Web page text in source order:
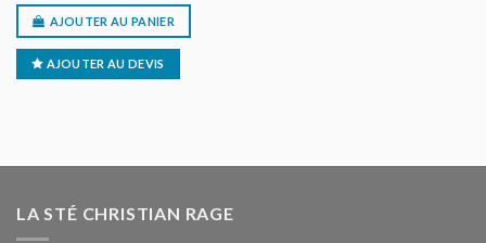
AJOUTER AU PANIER
AJOUTER AU DEVIS
LA STÉ CHRISTIAN RAGE